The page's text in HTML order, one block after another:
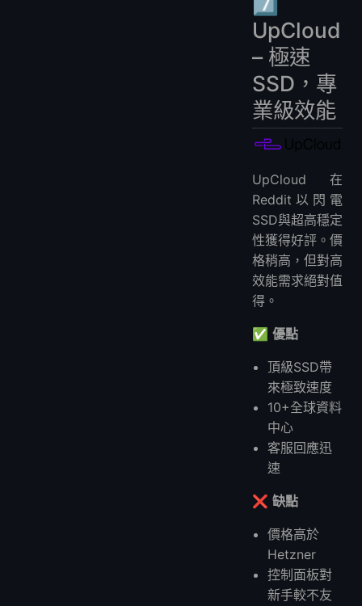
UpCloud
– 極速
SSD，專
業級效能
UpCloud在
Reddit以閃電
SSD與超高穩定
性獲得好評。價
格稍高，但對高
效能需求絕對值
得。
✅ 優點
頂級SSD帶
來極致速度
10+全球資料
中心
客服回應迅
速
❌ 缺點
價格高於
Hetzner
控制面板對
新手較不友